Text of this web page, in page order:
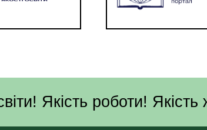
Якість роботи! Якість